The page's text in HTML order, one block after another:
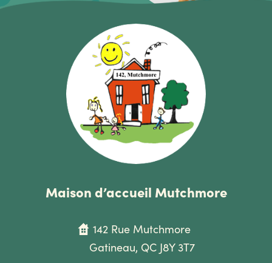
Maison d’accueil Mutchmore
142 Rue Mutchmore
Gatineau, QC J8Y 3T7